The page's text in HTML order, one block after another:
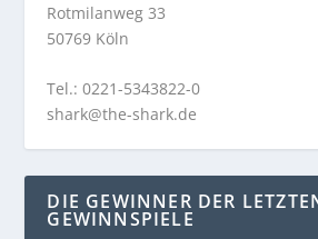
Rotmilanweg 33
50769 Köln
Tel.: 0221-5343822-0
shark@the-shark.de
DIE GEWINNER DER
GEWINNSPIELE